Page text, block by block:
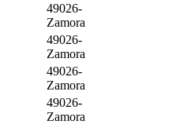
49026-
Zamora
49026-
Zamora
49026-
Zamora
49026-
Zamora